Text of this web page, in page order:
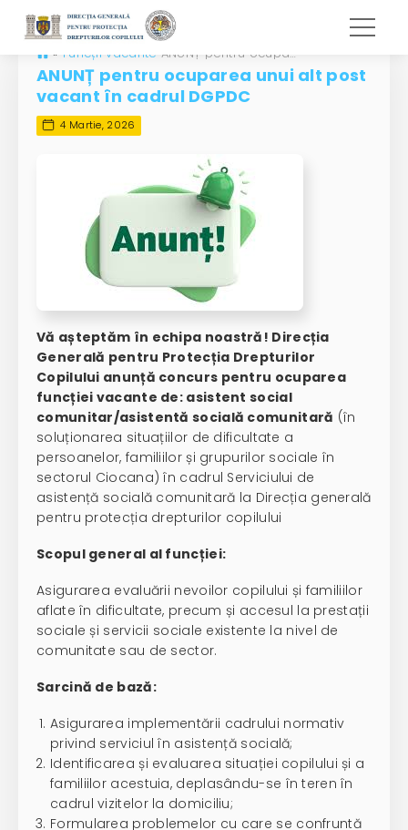
» Funcții vacante ANUNȚ pentru ocuparea unui alt post vacant în cadrul DGPDC
ANUNȚ pentru ocuparea unui alt post
vacant în cadrul DGPDC
4 Martie, 2026
Vă așteptăm în echipa noastră! Direcția
Generală pentru Protecția Drepturilor
Copilului anunță concurs pentru ocuparea
funcției vacante de: asistent social
comunitar/asistentă socială comunitară (în
soluționarea situațiilor de dificultate a
persoanelor, familiilor și grupurilor sociale în
sectorul Ciocana) în cadrul Serviciului de
asistență socială comunitară la Direcția generală
pentru protecția drepturilor copilului
Scopul general al funcției:
Asigurarea evaluării nevoilor copilului și familiilor
aflate în dificultate, precum și accesul la prestații
sociale și servicii sociale existente la nivel de
comunitate sau de sector.
Sarcină de bază:
Asigurarea implementării cadrului normativ
privind serviciul în asistență socială;
Identificarea și evaluarea situației copilului și a
familiilor acestuia, deplasându-se în teren în
cadrul vizitelor la domiciliu;
Formularea problemelor cu care se confruntă